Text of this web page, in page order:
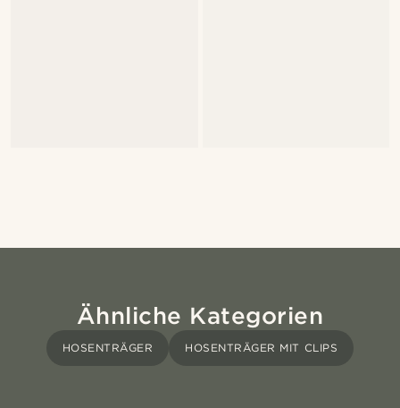
Ähnliche Kategorien
HOSENTRÄGER HOSENTRÄGER MIT CLIPS